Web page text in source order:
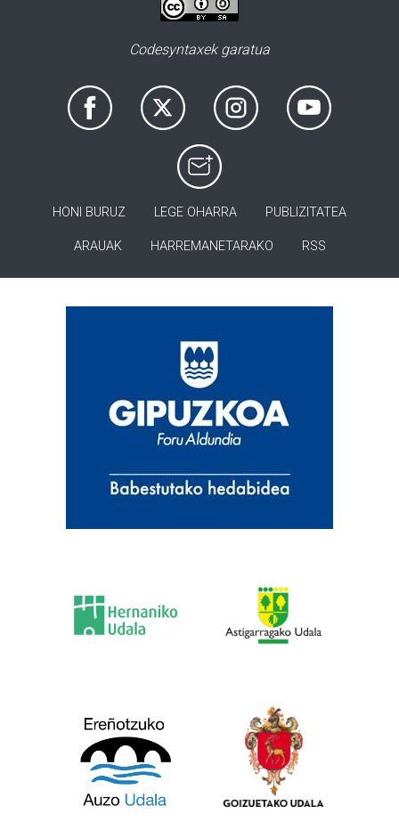
Codesyntaxek garatua
HONI BURUZ LEGE OHARRA PUBLIZITATEA
ARAUAK HARREMANETARAKO RSS